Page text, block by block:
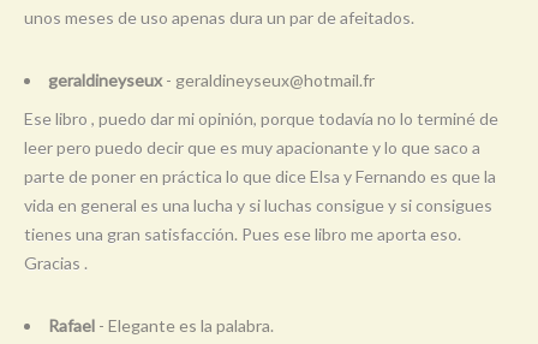
unos meses de uso apenas dura un par de afeitados.
geraldineyseux- geraldineyseux@hotmail.fr
Ese libro , puedo dar mi opinión, porque todavía no lo terminé de
leer pero puedo decir que es muy apacionante y lo que saco a
parte de poner en práctica lo que dice Elsa y Fernando es que la
vida en general es una lucha y si luchas consigue y si consigues
tienes una gran satisfacción. Pues ese libro me aporta eso.
Gracias .
Rafael - Elegante es la palabra.